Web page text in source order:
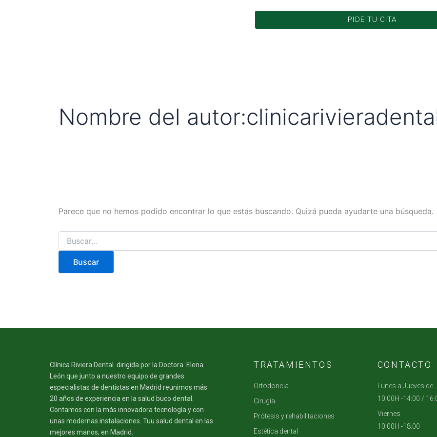
PIDE TU CITA
Nombre del
Parece que no hemos podido encontrar lo que estás buscando. Quizá pueda ayudarte una búsqueda.
Clínica Riviera Dental dirigida por la Doctora Elena
León que junto a nuestro equipo de grandes
especialistas de dentistas en Madrid reunimos más
20 años de experiencia en la salud buco dental.
Contamos con la más innovadora tecnología y con
unas modernas instalaciones. Tuu salud dental en las
mejores manos, en Madrid.
TRATAMIENTOS
Ortodoncia
Cirugía
Prótesis y rehabilitaciones
Estética dental
CONTACTO
Lunes a Jueves de
10:00H -14:00 /
Viernes
10:00H -18:00